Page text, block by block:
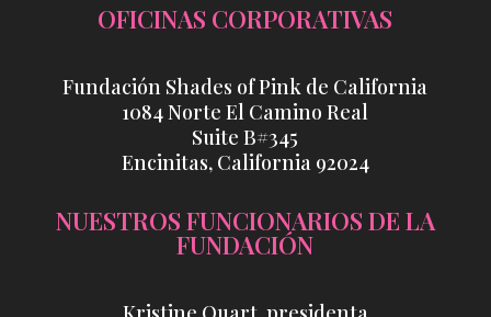
OFICINAS CORPORATIVAS
Fundación Shades of Pink de California
1084 Norte El Camino Real
Suite B#345
Encinitas, California 92024
NUESTROS FUNCIONARIOS DE LA
FUNDACIÓN